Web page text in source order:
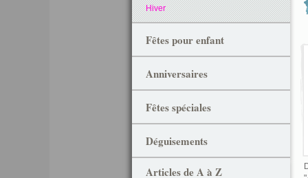
Hiver
Fêtes pour enfant
Anniversaires
Fêtes spéciales
Déguisements
Articles de A à Z